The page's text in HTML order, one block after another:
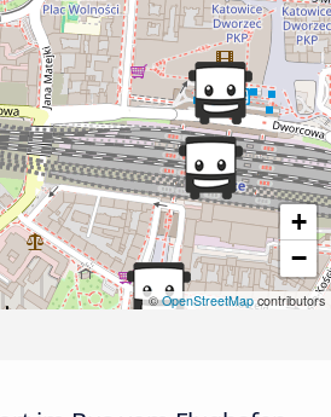
+
−
©OpenStreetMapcontributors